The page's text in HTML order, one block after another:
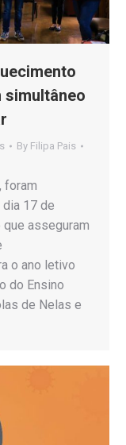
simultâneo
By Filipa Pais
foram
17 de
asseguram
o ano letivo
do Ensino
de Nelas e